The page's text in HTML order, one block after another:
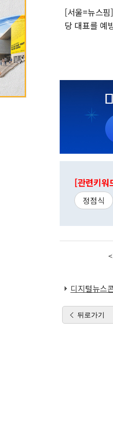
[서울=뉴스
당 대표를
[관련키워
정점식
디지털뉴스
뒤로가기